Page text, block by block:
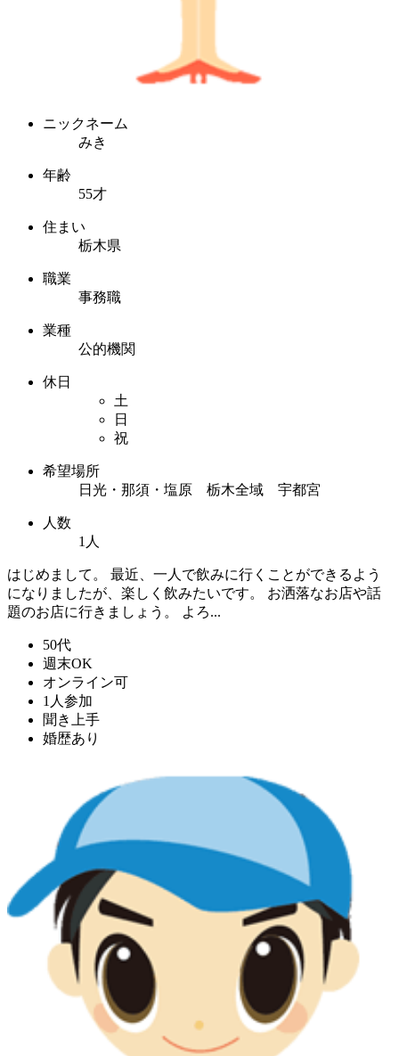
ニックネーム
みき
年齢
55才
住まい
栃木県
職業
事務職
業種
公的機関
休日
土
日
祝
希望場所
日光・那須・塩原 栃木全域 宇都宮
人数
1人
はじめまして。 最近、一人で飲みに行くことができるよう
になりましたが、楽しく飲みたいです。 お洒落なお店や話
題のお店に行きましょう。 よろ...
50代
週末OK
オンライン可
1人参加
聞き上手
婚歴あり